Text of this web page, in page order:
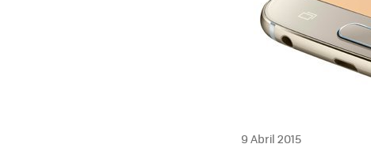
9 Abril 2015